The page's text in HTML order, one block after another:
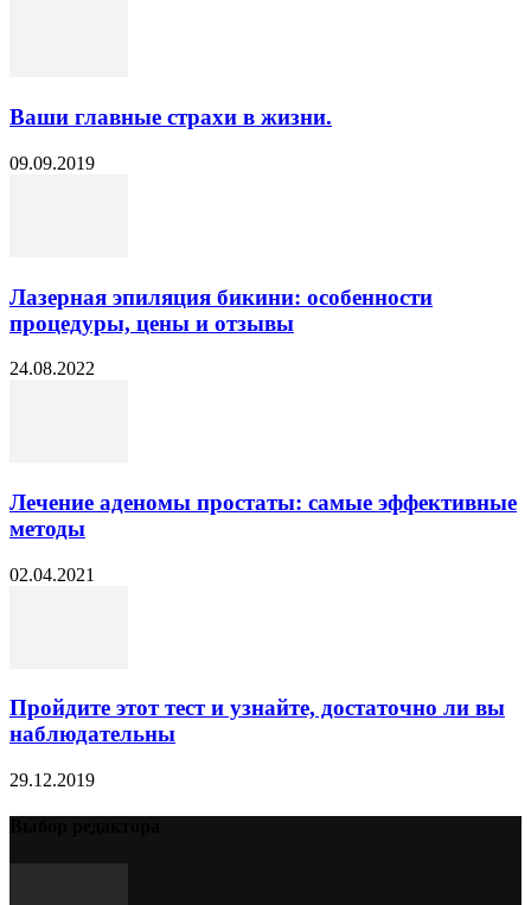
Ваши главные страхи в жизни.
09.09.2019
Лазерная эпиляция бикини: особенности
процедуры, цены и отзывы
24.08.2022
Лечение аденомы простаты: самые эффективные
методы
02.04.2021
Пройдите этот тест и узнайте, достаточно ли вы
наблюдательны
29.12.2019